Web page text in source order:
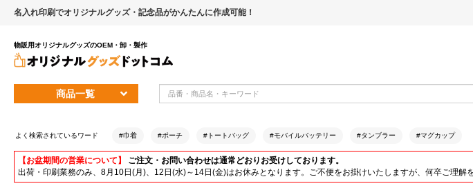
名入れ印刷でオリジナルグッズ・記念品がかんたんに作成可能！
物販用オリジナルグッズのOEM・卸・製作
商品一覧
よく検索されているワード #巾着 #ポーチ #トートバッグ #モバイルバッテリー #タンブラー #マグカップ
【お盆期間の営業について】
ご注文・お問い合わせは通常どおりお受けしております。
出荷・印刷業務のみ、8月10日(月)、12日(水)～14日(金)はお休みとなります。ご不便をお掛けいたしますが、何卒ご理解